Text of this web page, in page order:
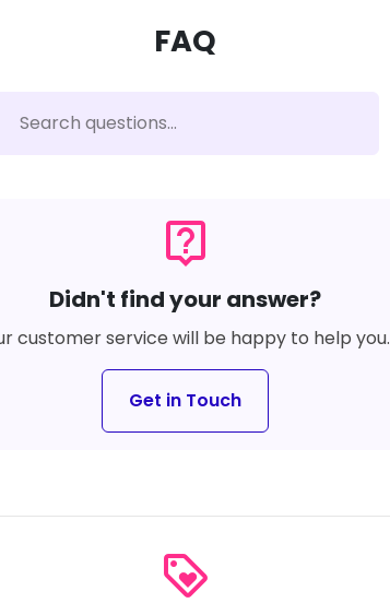
FAQ
live_help
Didn't find your answer?
customer service will be happy to help you.
Get in Touch
loyalty